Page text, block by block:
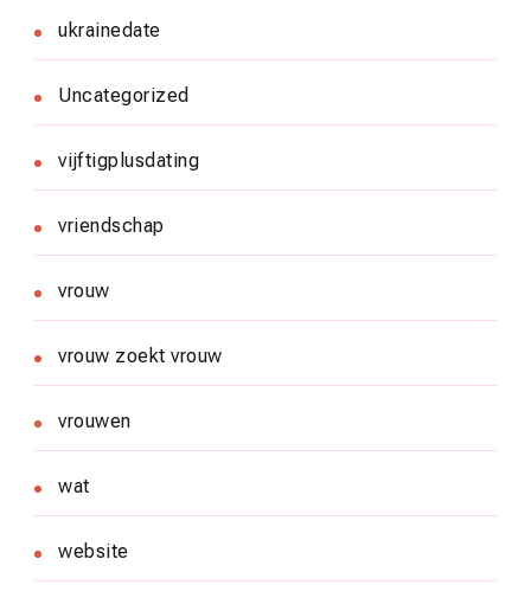
ukrainedate
Uncategorized
vijftigplusdating
vriendschap
vrouw
vrouw zoekt vrouw
vrouwen
wat
website